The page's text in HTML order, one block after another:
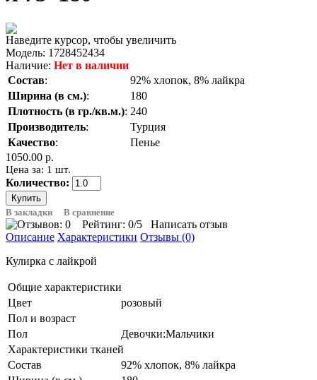
Наведите курсор, чтобы увеличить
Модель: 1728452434
Наличие: Нет в наличии
Состав:
92% хлопок, 8% лайкра
Ширина (в см.):
180
Плотность (в гр./кв.м.): 240
Производитель:
Турция
Качество:
Пенье
1050.00 р.
Цена за: 1 шт.
Количество:
В закладки В сравнение
Рейтинг: 0/5
Написать отзыв
Описание Характеристики Отзывы (0)
Кулирка с лайкрой
Общие характеристики
Цвет
розовый
Пол и возраст
Пол
Девочки:Мальчики
Характеристики тканей
Состав
92% хлопок, 8% лайкра